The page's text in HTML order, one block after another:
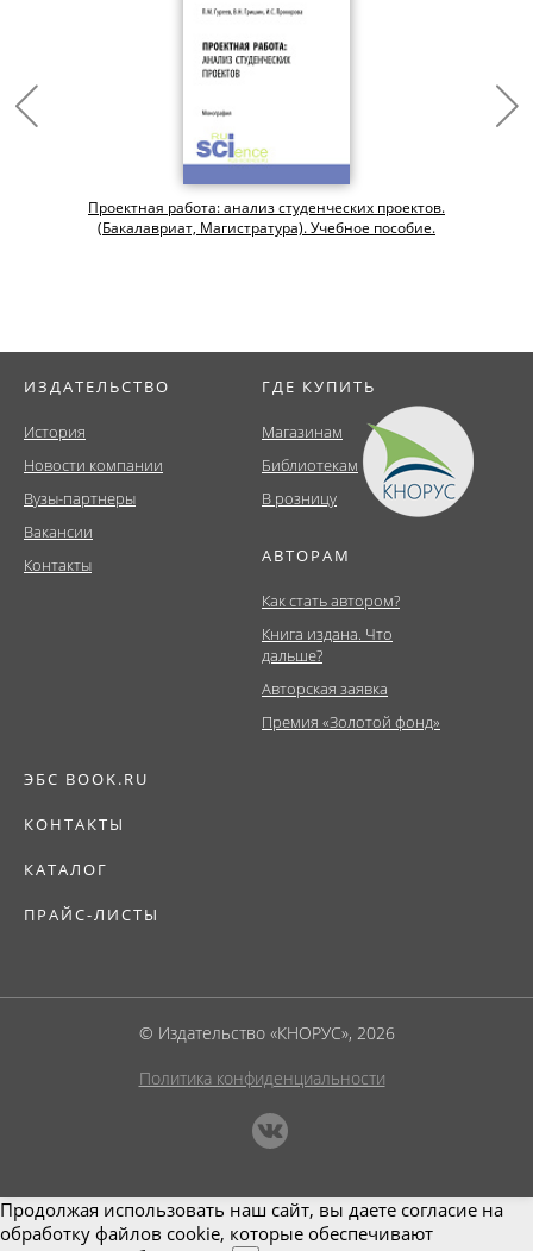
Проектная работа: анализ студенческих проектов.
(Бакалавриат, Магистратура). Учебное пособие.
ИЗДАТЕЛЬСТВО
История
Новости компании
Вузы-партнеры
Вакансии
Контакты
ГДЕ КУПИТЬ
Магазинам
Библиотекам
В розницу
АВТОРАМ
Как стать автором?
Книга издана. Что
дальше?
Авторская заявка
Премия «Золотой фонд»
ЭБС BOOK.RU
КОНТАКТЫ
КАТАЛОГ
ПРАЙС-ЛИСТЫ
© Издательство «КНОРУС», 2026
Политика конфиденциальности
Продолжая использовать наш сайт, вы даете согласие на
обработку файлов cookie, которые обеспечивают